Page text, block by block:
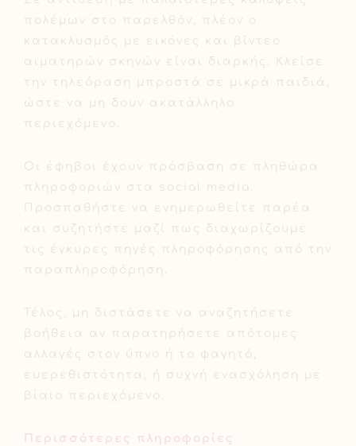
πολέμων στο παρελθόν, πλέον ο
κατακλυσμός με εικόνες και βίντεο
αιματηρών σκηνών είναι διαρκής. Κλείσε
την τηλεόραση μπροστά σε μικρά παιδιά,
ώστε να μη δουν ακατάλληλο
περιεχόμενο.
Οι έφηβοι έχουν πρόσβαση σε πληθώρα
πληροφοριών στα social media.
Προσπαθήστε να ενημερωθείτε παρέα
και συζητήστε μαζί πως διαχωρίζουμε
τις έγκυρες πηγές πληροφόρησης από την
παραπληροφόρηση.
Τέλος, μη διστάσετε να αναζητήσετε
βοήθεια αν παρατηρήσετε απότομες
αλλαγές στον ύπνο ή το φαγητό,
ευερεθιστότητα, ή συχνή ενασχόληση με
βίαιο περιεχόμενο.
Περισσότερες πληροφορίες